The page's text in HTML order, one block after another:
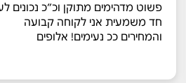
פשוט מדהימים מתוקן וכ״כ נכונים
חד משמעית אני לקוחה קבועה
והמחירים ככ נעימים! אלופים